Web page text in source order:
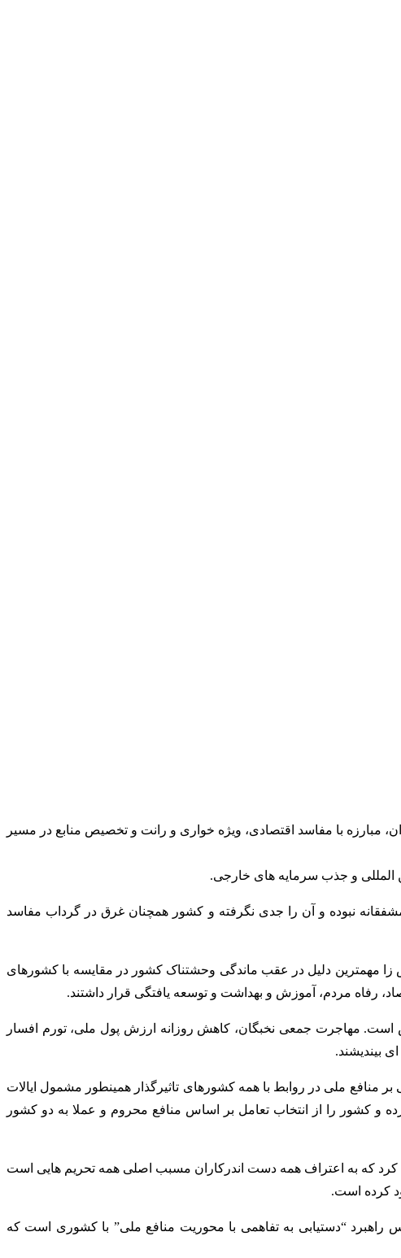
با مفاسد اقتصادی، ویژه خواری و رانت و تخصیص منابع در مسیر
المللی و جذب سرمایه های خارجی.
نبوده و آن را جدی نگرفته و کشور همچنان غرق در گرداب مفاسد
زا مهمترین دلیل در عقب ماندگی وحشتناک کشور در مقایسه با کشورهای
رفاه مردم، آموزش و بهداشت و توسعه یافتگی قرار داشتند.
است. مهاجرت جمعی نخبگان، کاهش روزانه ارزش پول ملی، تورم افسار
بیندیشند.
منافع ملی در روابط با همه کشورهای تاثیرگذار همینطور مشمول ایالات
و کشور را از انتخاب تعامل بر اساس منافع محروم و عملا به دو کشور
کرد که به اعتراف همه دست اندرکاران مسبب اصلی همه تحریم هایی است
کرده است.
راهبرد “دستیابی به تفاهمی با محوریت منافع ملی” با کشوری است که